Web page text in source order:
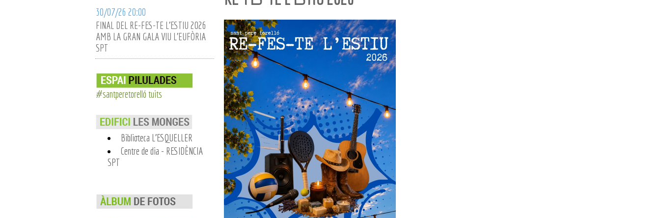
30/07/26 20:00
FINAL DEL RE-FES-TE L'ESTIU 2026
AMB LA GRAN GALA VIU L'EUFÒRIA
SPT
#santperetorelló tuits
Biblioteca L'ESQUELLER
Centre de dia - RESIDÈNCIA
SPT